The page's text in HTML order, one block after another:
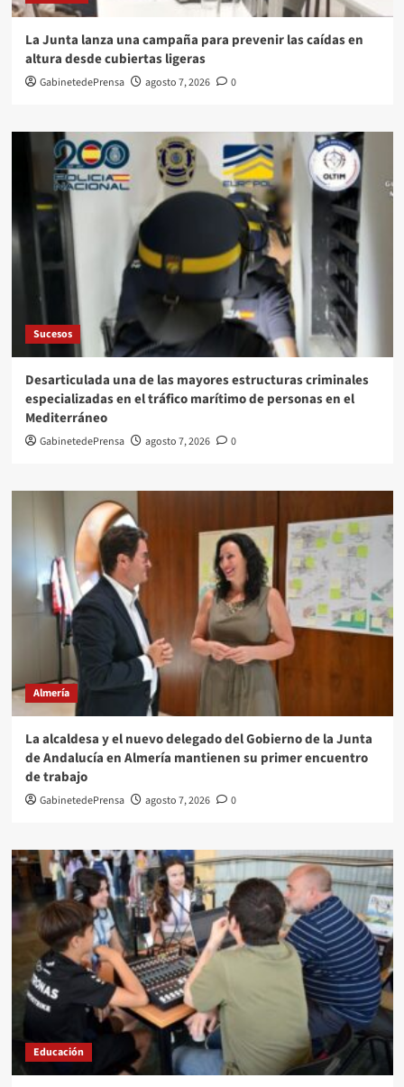
La Junta lanza una campaña para prevenir las caídas en
altura desde cubiertas ligeras
GabinetedePrensa agosto 7, 2026 0
Sucesos
Desarticulada una de las mayores estructuras criminales
especializadas en el tráfico marítimo de personas en el
Mediterráneo
GabinetedePrensa agosto 7, 2026 0
Almería
La alcaldesa y el nuevo delegado del Gobierno de la Junta
de Andalucía en Almería mantienen su primer encuentro
de trabajo
GabinetedePrensa agosto 7, 2026 0
Educación